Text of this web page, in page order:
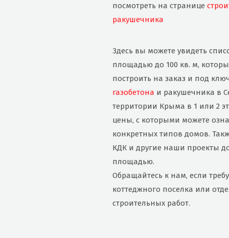
посмотреть на странице
ракушечника
Здесь вы можете увидеть
площадью до 100 кв. м,
построить на заказ и под
газобетона и ракушечника в
территории Крыма в 1 или 2
цены, с которыми можете
конкретных типов домов.
КДК и другие наши проекты
площадью.
Обращайтесь к нам, если
коттеджного поселка или
строительных работ.